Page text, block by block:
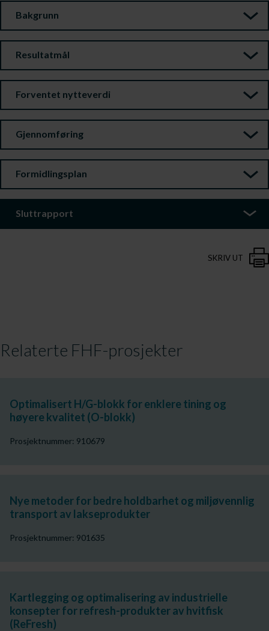
Bakgrunn
Resultatmål
Forventet nytteverdi
Gjennomføring
Formidlingsplan
Sluttrapport
SKRIV UT
Relaterte FHF-prosjekter
Optimalisert H/G-blokk for enklere tining og
høyere kvalitet (O-blokk)
Prosjektnummer: 910679
Nye metoder for bedre holdbarhet og miljøvennlig
transport av lakseprodukter
Prosjektnummer: 901635
Kartlegging og optimalisering av industrielle
konsepter for refresh-produkter av hvitfisk
(ReFresh)